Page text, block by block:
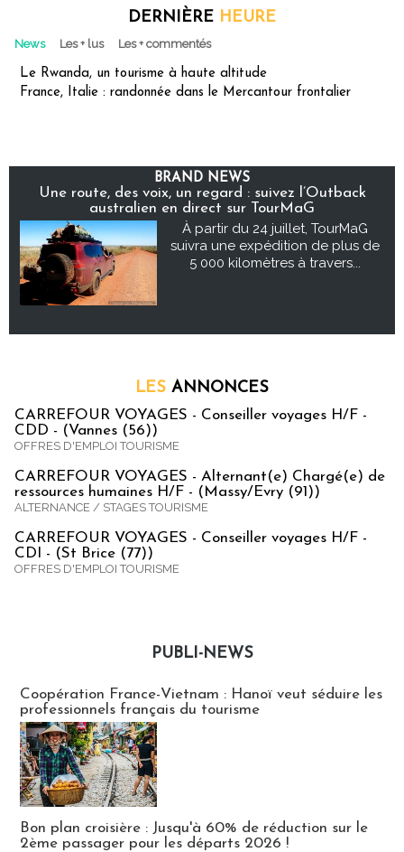
DERNIÈRE HEURE
News Les + lus Les + commentés
Le Rwanda, un tourisme à haute altitude
France, Italie : randonnée dans le Mercantour frontalier
BRAND NEWS
Une route, des voix, un regard : suivez l’Outback
australien en direct sur TourMaG
À partir du 24 juillet, TourMaG
suivra une expédition de plus de
5 000 kilomètres à travers...
LES ANNONCES
CARREFOUR VOYAGES - Conseiller voyages H/F -
CDD - (Vannes (56))
OFFRES D'EMPLOI TOURISME
CARREFOUR VOYAGES - Alternant(e) Chargé(e) de
ressources humaines H/F - (Massy/Evry (91))
ALTERNANCE / STAGES TOURISME
CARREFOUR VOYAGES - Conseiller voyages H/F -
CDI - (St Brice (77))
OFFRES D'EMPLOI TOURISME
PUBLI-NEWS
Coopération France-Vietnam : Hanoï veut séduire les
professionnels français du tourisme
Bon plan croisière : Jusqu'à 60% de réduction sur le
2ème passager pour les départs 2026 !